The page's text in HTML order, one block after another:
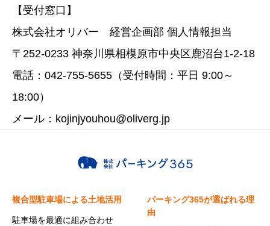
【受付窓口】
株式会社オリバー 経営企画部 個人情報担当
〒252-0233 神奈川県相模原市中央区鹿沼台1-2-18
電話：042-755-5655（受付時間：平日 9:00～
18:00）
メール：kojinjyouhou@oliverg.jp
複合型駐車場による土地活用
駐車場を最適に組み合わせ
パーキング365が選ばれる理
由